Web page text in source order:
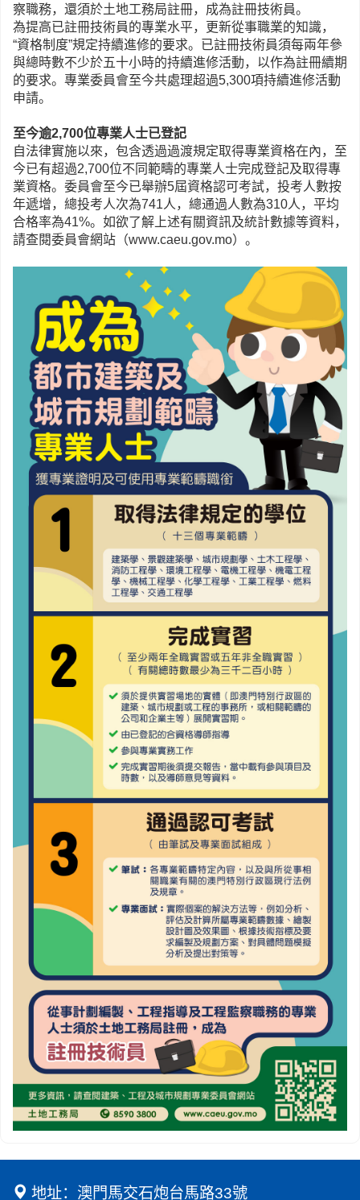
察職務，還須於土地工務局註冊，成為註冊技術員。
為提高已註冊技術員的專業水平，更新從事職業的知識，
“資格制度”規定持續進修的要求。已註冊技術員須每兩年參
與總時數不少於五十小時的持續進修活動，以作為註冊續期
的要求。專業委員會至今共處理超過5,300項持續進修活動
申請。
至今逾2,700位專業人士已登記
自法律實施以來，包含透過過渡規定取得專業資格在內，至
今已有超過2,700位不同範疇的專業人士完成登記及取得專
業資格。委員會至今已舉辦5屆資格認可考試，投考人數按
年遞增，總投考人次為741人，總通過人數為310人，平均
合格率為41%。如欲了解上述有關資訊及統計數據等資料，
請查閱委員會網站（www.caeu.gov.mo）。
地址：澳門馬交石炮台馬路33號